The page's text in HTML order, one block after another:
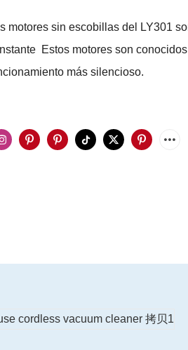
motores sin escobillas del LY301
Estos motores son
más silencioso.